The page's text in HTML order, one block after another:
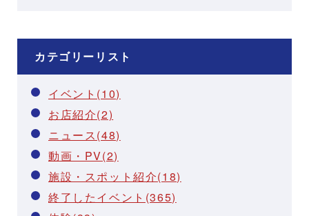
カテゴリーリスト
イベント(10)
お店紹介(2)
ニュース(48)
動画・PV(2)
施設・スポット紹介(18)
終了したイベント(365)